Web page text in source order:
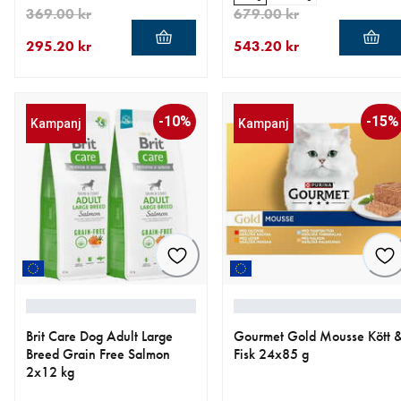
295.20 kr
369.00 kr
543.20 kr
679.00 kr
Kampanj -10%
Brit Care Dog Adult Large
Breed Grain Free Salmon
2x12 kg
Kampanj -15%
Gourmet Gold Mousse Kött
Fisk 24x85 g